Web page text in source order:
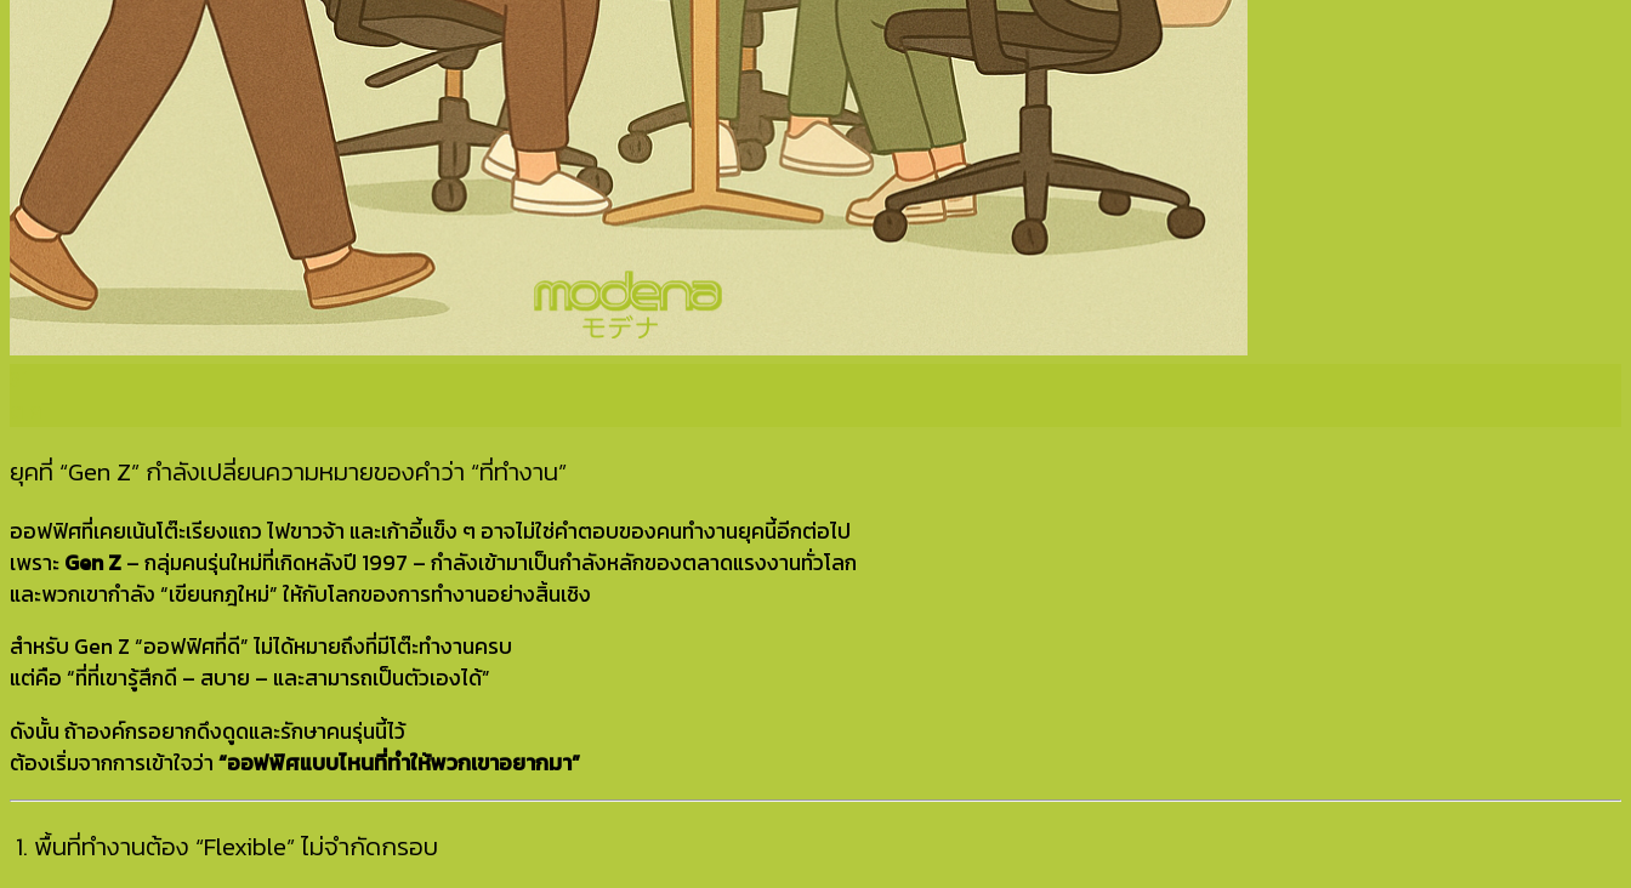
ยุคที่ “Gen Z” กำลังเปลี่ยนความหมายของคำว่า “ที่ทำงาน”
ออฟฟิศที่เคยเน้นโต๊ะเรียงแถว ไฟขาวจ้า และเก้าอี้แข็ง ๆ อาจไม่ใช่คำตอบของคนทำงานยุคนี้อีกต่อไป
เพราะGen Z– กลุ่มคนรุ่นใหม่ที่เกิดหลังปี 1997 – กำลังเข้ามาเป็นกำลังหลักของตลาดแรงงานทั่วโลก
และพวกเขากำลัง “เขียนกฎใหม่” ให้กับโลกของการทำงานอย่างสิ้นเชิง
สำหรับ Gen Z “ออฟฟิศที่ดี” ไม่ได้หมายถึงที่มีโต๊ะทำงานครบ
แต่คือ “ที่ที่เขารู้สึกดี – สบาย – และสามารถเป็นตัวเองได้”
ดังนั้น ถ้าองค์กรอยากดึงดูดและรักษาคนรุ่นนี้ไว้
ต้องเริ่มจากการเข้าใจว่า“ออฟฟิศแบบไหนที่ทำให้พวกเขาอยากมา”
‍ 1. พื้นที่ทำงานต้อง “Flexible” ไม่จำกัดกรอบ